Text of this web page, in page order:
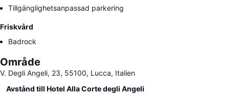
Tillgänglighetsanpassad parkering
Friskvård
Badrock
Område
V. Degli Angeli, 23, 55100, Lucca, Italien
Avstånd till Hotel Alla Corte degli Angeli